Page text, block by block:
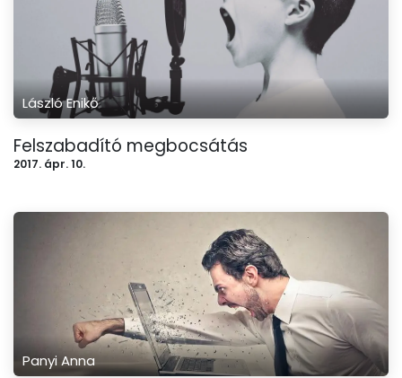
László Enikő
Felszabadító megbocsátás
2017. ápr. 10.
Panyi Anna